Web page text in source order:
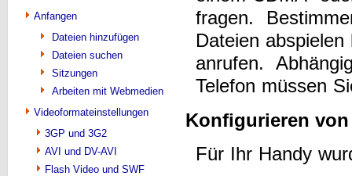
Anfangen
Dateien hinzufügen
Dateien suchen
Sitzungen
Arbeiten mit Webmedien
Videoformateinstellungen
3GP und 3G2
AVI und DV-AVI
Flash Video und SWF
fragen.
Dateien
anrufen.
Telefon müssen
Konfigurieren
Für Ihr Handy